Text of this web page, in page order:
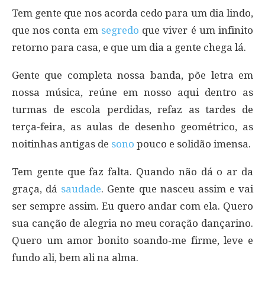
Tem gente que nos acorda cedo para um dia lindo,
que nos conta em segredo que viver é um infinito
retorno para casa, e que um dia a gente chega lá.
Gente que completa nossa banda, põe letra em
nossa música, reúne em nosso aqui dentro as
turmas de escola perdidas, refaz as tardes de
terça-feira, as aulas de desenho geométrico, as
noitinhas antigas de sono pouco e solidão imensa.
Tem gente que faz falta. Quando não dá o ar da
graça, dá saudade. Gente que nasceu assim e vai
ser sempre assim. Eu quero andar com ela. Quero
sua canção de alegria no meu coração dançarino.
Quero um amor bonito soando-me firme, leve e
fundo ali, bem ali na alma.